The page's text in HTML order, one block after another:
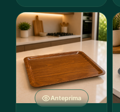
Anteprima